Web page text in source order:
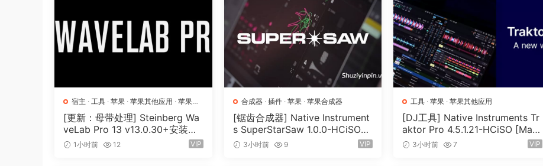
编排功能让您可以轻松地从现有乐器分谱中编排其他乐器分谱。只需选择一种编排风格，Sibelius 就会根据您的来源自
动创建新的分谱。您还可以在不同的分谱中“分解”和弦，加快多声部乐器编排速度。或者单击将多个分谱合并为一个。
智能导入
只需单击一下，您就可以将 MIDI、MusicXML 或 Sibelius 文件导入新的或现有的乐谱。所有符号、乐器、技巧和演奏
记号都会自动分配，从而保留作曲家的意图，并为您节省数小时甚至数天的清理时间。您甚至可以将多个乐谱合并在一
起，并控制导入的内容。
完美和审查乐谱
Sibelius 免除了手动调整乐器、移调分谱和添加连音线的工作，因此您可以更快地工作。当您的乐谱准备就绪时，审查
宿主 · 工具 · 苹果 · 苹果其他应用 · 苹果宿
主
[更新：母带处理] Steinberg Wa
veLab Pro 13 v13.0.30+安装方
法 [WiN, MacOSX]（285.6MB
1小时前 12 VIP
合成器· 插件· 苹果· 苹果合成器
[锯齿合成器] Native Instrument
s SuperStarSaw 1.0.0-HCiSO
[MacOSX]（182.43MB）
3小时前 9 VIP
工具 ·苹果 ·苹果其他应用
[DJ工具] Native Instruments Tr
aktor Pro 4.5.1.21-HCiSO [Mac
OSX]（402.83MB）
3小时前 7 VIP